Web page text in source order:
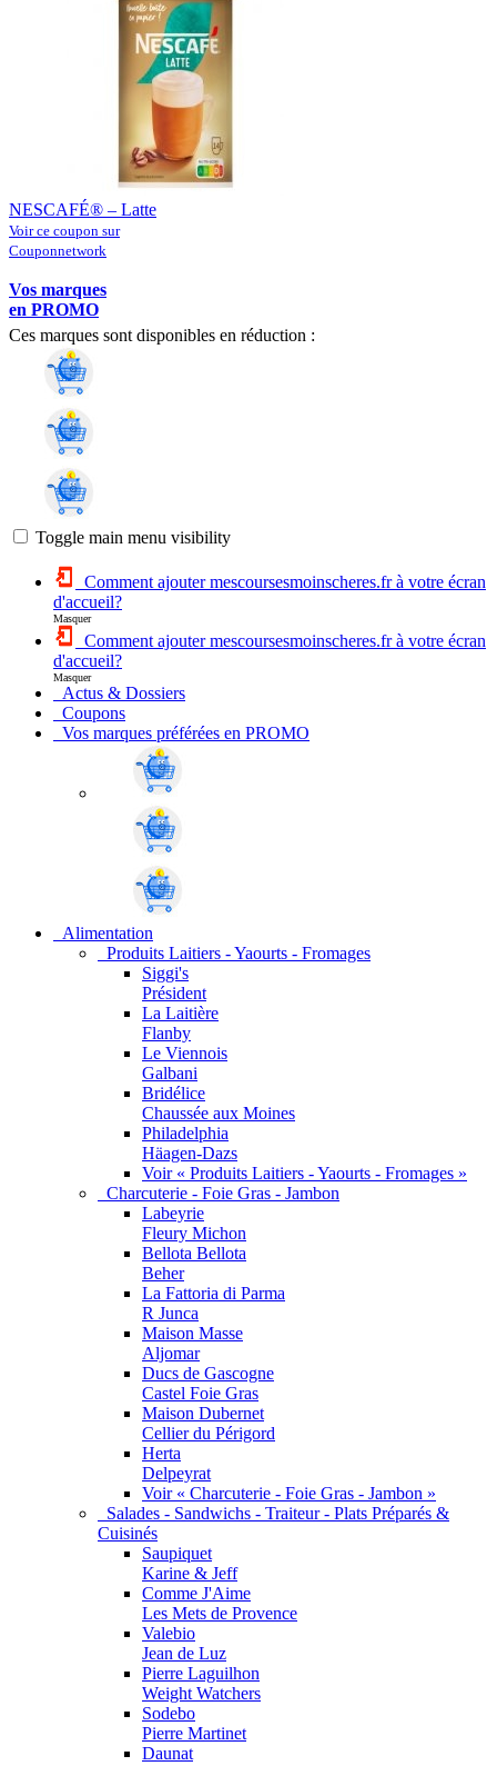
NESCAFÉ® – Latte
Voir ce coupon sur
Couponnetwork
Vos marques
en PROMO
Ces marques sont disponibles en réduction :
Toggle main menu visibility
Comment ajouter mescoursesmoinscheres.fr à votre écran
d'accueil?
Masquer
Comment ajouter mescoursesmoinscheres.fr à votre écran
d'accueil?
Masquer
Actus & Dossiers
Coupons
Vos marques préférées en PROMO
Alimentation
Produits Laitiers - Yaourts - Fromages
Siggi's
Président
La Laitière
Flanby
Le Viennois
Galbani
Bridélice
Chaussée aux Moines
Philadelphia
Häagen-Dazs
Voir « Produits Laitiers - Yaourts - Fromages »
Charcuterie - Foie Gras - Jambon
Labeyrie
Fleury Michon
Bellota Bellota
Beher
La Fattoria di Parma
R Junca
Maison Masse
Aljomar
Ducs de Gascogne
Castel Foie Gras
Maison Dubernet
Cellier du Périgord
Herta
Delpeyrat
Voir « Charcuterie - Foie Gras - Jambon »
Salades - Sandwichs - Traiteur - Plats Préparés &
Cuisinés
Saupiquet
Karine & Jeff
Comme J'Aime
Les Mets de Provence
Valebio
Jean de Luz
Pierre Laguilhon
Weight Watchers
Sodebo
Pierre Martinet
Daunat